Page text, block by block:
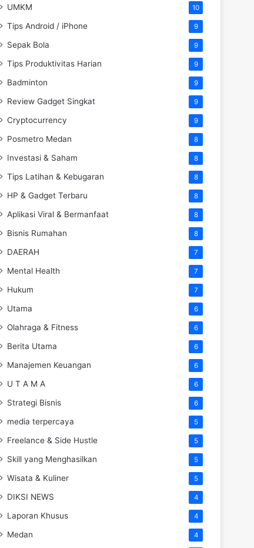
UMKM 10
Tips Android / iPhone 9
Sepak Bola 9
Tips Produktivitas Harian 9
Badminton 9
Review Gadget Singkat 9
Cryptocurrency 9
Posmetro Medan 8
Investasi & Saham 8
Tips Latihan & Kebugaran 8
HP & Gadget Terbaru 8
Aplikasi Viral & Bermanfaat 8
Bisnis Rumahan 8
DAERAH 7
Mental Health 7
Hukum 7
Utama 6
Olahraga & Fitness 6
Berita Utama 6
Manajemen Keuangan 6
U T A M A 6
Strategi Bisnis 6
media terpercaya 5
Freelance & Side Hustle 5
Skill yang Menghasilkan 5
Wisata & Kuliner 5
DIKSI NEWS 4
Laporan Khusus 4
Medan 4